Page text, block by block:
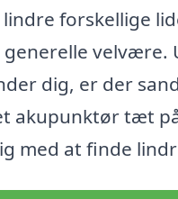
forskellige
velvære.
dig, er der
akupunktør tæt
med at finde